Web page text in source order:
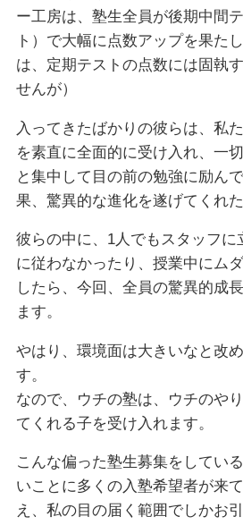
ー工房は、塾生全員が後期中間
ト）で大幅に点数アップを果た
は、定期テストの点数には固執
せんが）
入ってきたばかりの彼らは、私
を素直に全面的に受け入れ、一
と集中して目の前の勉強に励ん
果、驚異的な進化を遂げてくれた
彼らの中に、1人でもスタッフに
に従わなかったり、授業中にム
したら、今回、全員の驚異的成
ます。
やはり、環境面は大きいなと改
す。
なので、ウチの塾は、ウチのや
てくれる子を受け入れます。
こんな偏った塾生募集をしてい
いことに多くの入塾希望者が来
え、私の目の届く範囲でしかお